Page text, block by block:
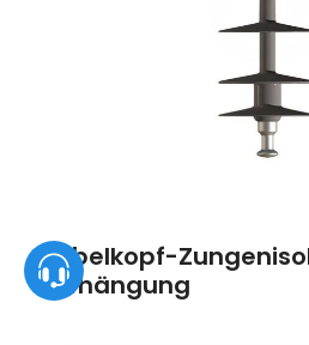
Gabelkopf-
Aufhängung